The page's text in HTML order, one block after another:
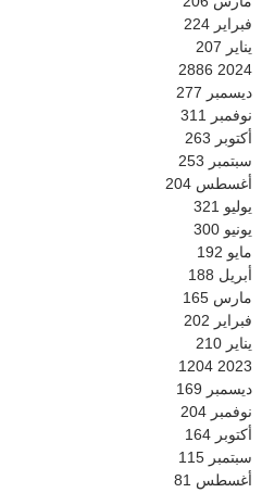
فبراير 224
يناير 207
2024
2886
ديسمبر 277
نوفمبر 311
أكتوبر 263
سبتمبر 253
أغسطس 204
يوليو 321
يونيو 300
مايو 192
أبريل 188
مارس 165
فبراير 202
يناير 210
2023
1204
ديسمبر 169
نوفمبر 204
أكتوبر 164
سبتمبر 115
أغسطس 81